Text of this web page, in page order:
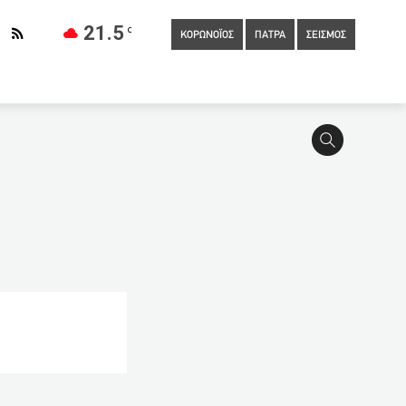
21.5 C
ΚΟΡΩΝΟΪΟΣ ΠΑΤΡΑ ΣΕΙΣΜΟΣ
Χιλή: Ο εμβολιασμός δεν έφερε ανοσία-Νέα καραντίνα στο
Δεν θα ισχύσουν τεκμήρια για όσους έχουν